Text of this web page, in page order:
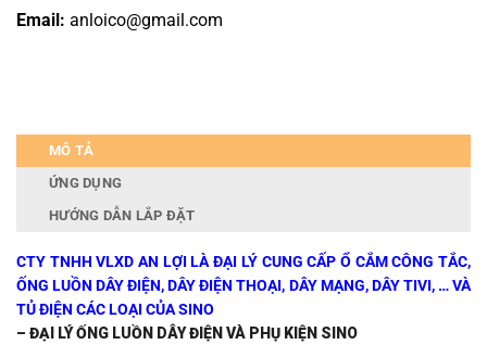
Email: anloico@gmail.com
MÔ TẢ
ỨNG DỤNG
HƯỚNG DẪN LẮP ĐẶT
CTY TNHH VLXD AN LỢI LÀ ĐẠI LÝ CUNG CẤP Ổ CẮM CÔNG TẮC,
ỐNG LUỒN DÂY ĐIỆN, DÂY ĐIỆN THOẠI, DÂY MẠNG, DÂY TIVI, … VÀ
TỦ ĐIỆN CÁC LOẠI CỦA SINO
– ĐẠI LÝ ỐNG LUỒN DÂY ĐIỆN VÀ PHỤ KIỆN SINO